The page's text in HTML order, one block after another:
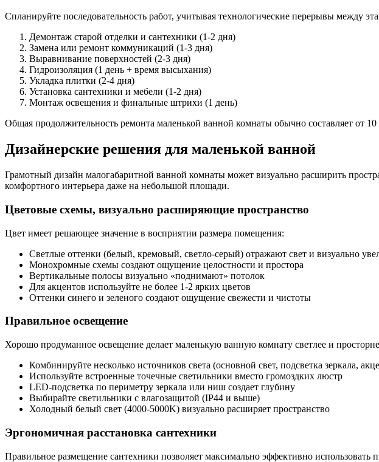
Спланируйте последовательность работ, учитывая технологические перерывы между
Демонтаж старой отделки и сантехники (1-2 дня)
Замена или ремонт коммуникаций (1-3 дня)
Выравнивание поверхностей (2-3 дня)
Гидроизоляция (1 день + время высыхания)
Укладка плитки (2-4 дня)
Установка сантехники и мебели (1-2 дня)
Монтаж освещения и финальные штрихи (1 день)
Общая продолжительность ремонта маленькой ванной комнаты обычно составляет от
Дизайнерские решения для маленькой ванной
Грамотный дизайн малогабаритной ванной комнаты может визуально расширить
комфортного интерьера даже на небольшой площади.
Цветовые схемы, визуально расширяющие пространство
Цвет имеет решающее значение в восприятии размера помещения:
Светлые оттенки (белый, кремовый, светло-серый) отражают свет и визуально
Монохромные схемы создают ощущение целостности и простора
Вертикальные полосы визуально «поднимают» потолок
Для акцентов используйте не более 1-2 ярких цветов
Оттенки синего и зеленого создают ощущение свежести и чистоты
Правильное освещение
Хорошо продуманное освещение делает маленькую ванную комнату светлее и
Комбинируйте несколько источников света (основной свет, подсветка зеркала,
Используйте встроенные точечные светильники вместо громоздких люстр
LED-подсветка по периметру зеркала или ниш создает глубину
Выбирайте светильники с влагозащитой (IP44 и выше)
Холодный белый свет (4000-5000K) визуально расширяет пространство
Эргономичная расстановка сантехники
Правильное размещение сантехники позволяет максимально эффективно использовать